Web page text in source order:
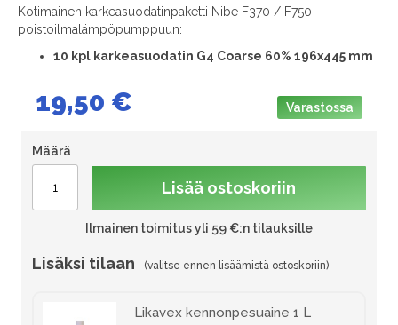
Kotimainen karkeasuodatinpaketti Nibe F370 / F750
poistoilmalämpöpumppuun:
10 kpl karkeasuodatin G4 Coarse 60% 196x445 mm
19,50 € Varastossa
Määrä
Lisää ostoskoriin
Ilmainen toimitus yli 59 €:n tilauksille
Lisäksi tilaan
Likavex kennonpesuaine 1 L
images
gallery